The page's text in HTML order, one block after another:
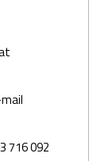
716 092